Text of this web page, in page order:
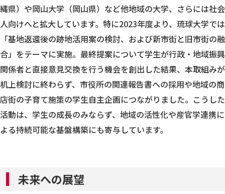
縄県）や岡山大学（岡山県）など他地域の大学、さらには社会
人向けへと拡大しています。特に2023年度より、琉球大学では
「基地返還後の跡地活用案の検討、および新市街と旧市街の融
合」をテーマに実施。最終提案について学生が行政・地域振興
関係者と直接意見交換を行う機会を創出した結果、本取組みが
机上検討に終わらず、市役所の関連報告書への採用や地域の商
店街の子育て施策の学生自主企画につながりました。こうした
活動は、学生の成長のみならず、地域の活性化や産官学連携に
よる持続可能な基盤構築にも寄与しています。
未来への展望